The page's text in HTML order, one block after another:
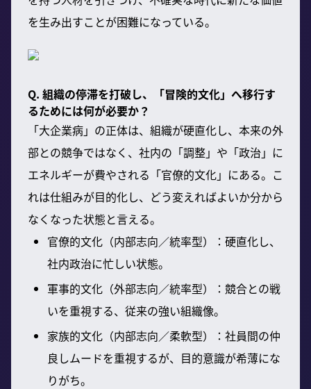
を生み出すことが困難になっている。
Q. 組織の停滞を打破し、「冒険的文化」へ移行す
るためには何が必要か？
「大企業病」の正体は、組織が硬直化し、本来の外
部との競争ではなく、社内の「調整」や「政治」に
エネルギーが費やされる「官僚的文化」にある。こ
れは仕組みが目的化し、どう変えればよいか分から
なくなった状態と言える。
官僚的文化（内部志向／統率型）：硬直化し、
社内政治に忙しい状態。
軍事的文化（外部志向／統率型）：競合との戦
いを重視する、従来の強い組織像。
家族的文化（内部志向／柔軟型）：社員間の仲
良しムードを重視するが、目的意識が希薄にな
りがち。